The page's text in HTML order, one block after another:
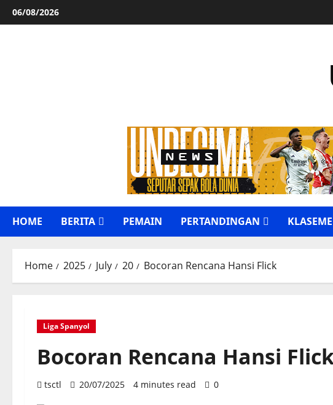
Skip
to
06/08/2026
HOME BERITA PEMAIN PERTANDINGAN
Home 2025 July 20 Bocoran Rencana Hansi Flick
Liga Spanyol
Bocoran Rencana Hansi
tsctl 20/07/2025 4 minutes read 0